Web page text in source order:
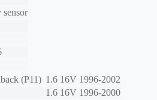
sensor
(P11) 1.6 16V 1996-2002
1.6 16V 1996-2000